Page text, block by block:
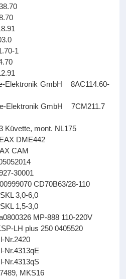
1
Elektronik GmbH 8AC114.60-
Elektronik GmbH 7CM211.7
mont. NL175
DME442
CAM
30001
CD70B63/28-110
3,0-6,0
1,5-3,0
MP-888 110-220V
LH plus 250 0405520
Nr.2420
Nr.4313qE
Nr.4313qS
MKS16